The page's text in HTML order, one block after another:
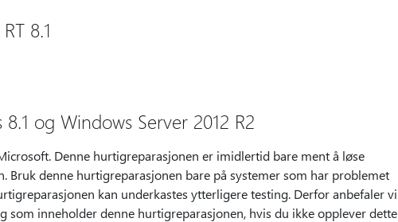
8.1
og Windows Server 2012 R2
Denne hurtigreparasjonen er imidlertid bare ment å løse
Bruk denne hurtigreparasjonen bare på systemer som har problemet
kan underkastes ytterligere testing. Derfor anbefaler vi
som inneholder denne hurtigreparasjonen, hvis du ikke opplever dette